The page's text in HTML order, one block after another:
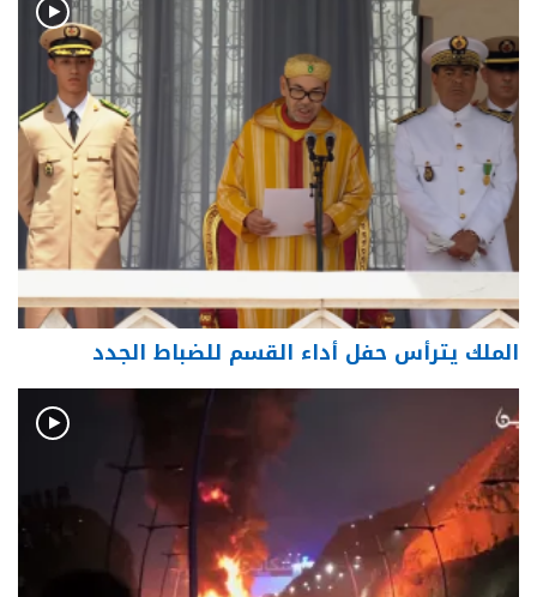
الملك يترأس حفل أداء القسم للضباط الجدد